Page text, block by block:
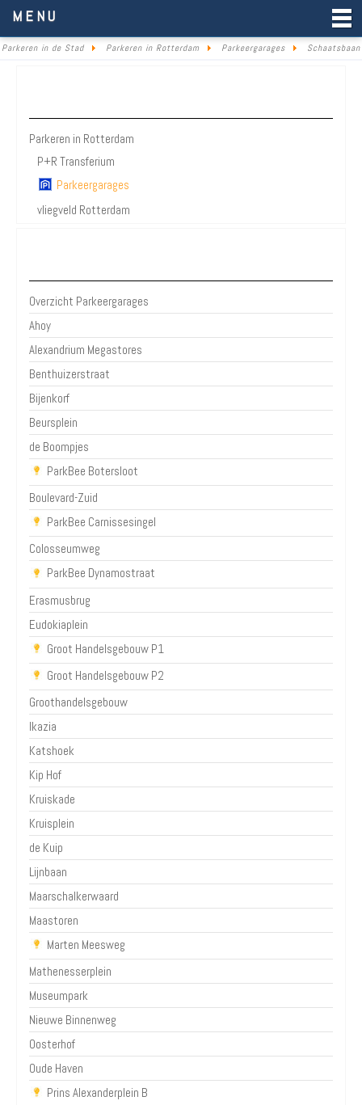
MENU
Parkeren in de Stad Parkeren in Rotterdam Parkeergarages Schaatsbaan
Parkeren in Rotterdam
P+R Transferium
Parkeergarages
vliegveld Rotterdam
Overzicht Parkeergarages
Ahoy
Alexandrium Megastores
Benthuizerstraat
Bijenkorf
Beursplein
de Boompjes
ParkBee Botersloot
Boulevard-Zuid
ParkBee Carnissesingel
Colosseumweg
ParkBee Dynamostraat
Erasmusbrug
Eudokiaplein
Groot Handelsgebouw P1
Groot Handelsgebouw P2
Groothandelsgebouw
Ikazia
Katshoek
Kip Hof
Kruiskade
Kruisplein
de Kuip
Lijnbaan
Maarschalkerwaard
Maastoren
Marten Meesweg
Mathenesserplein
Museumpark
Nieuwe Binnenweg
Oosterhof
Oude Haven
Prins Alexanderplein B